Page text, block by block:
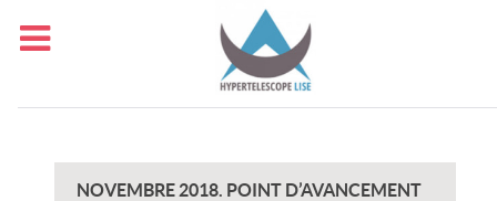
NOVEMBRE 2018. POINT D’AVANCEMENT